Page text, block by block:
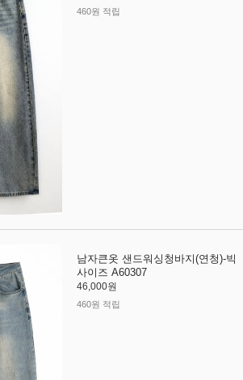
460원 적립
남자큰옷 샌드워싱청바지(연청)-빅
사이즈 A60307
46,000원
460원 적립